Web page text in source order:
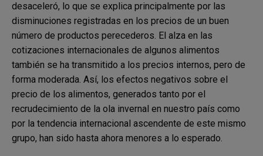
desaceleró, lo que se explica principalmente por las
disminuciones registradas en los precios de un buen
número de productos perecederos. El alza en las
cotizaciones internacionales de algunos alimentos
también se ha transmitido a los precios internos, pero de
forma moderada. Así, los efectos negativos sobre el
precio de los alimentos, generados tanto por el
recrudecimiento de la ola invernal en nuestro país como
por la tendencia internacional ascendente de este mismo
grupo, han sido hasta ahora menores a lo esperado.